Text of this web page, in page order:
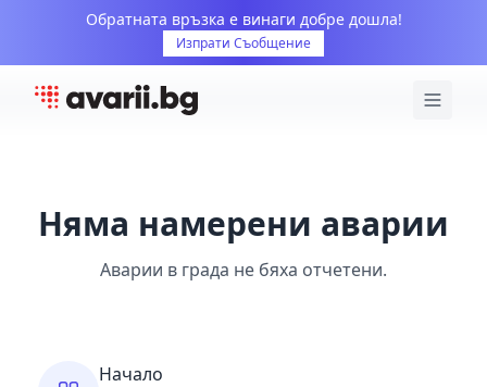
Обратната връзка е винаги добре дошла!
Изпрати Съобщение
Няма намерени аварии
Аварии в града не бяха отчетени.
Начало